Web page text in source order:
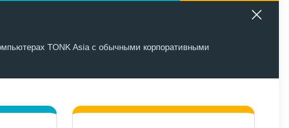
TONK Asia с обычными корпоративными